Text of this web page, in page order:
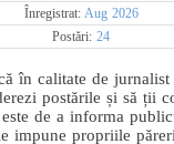
Înregistrat: Aug 2026
Postări: 24
în calitate de jurnalist
postările și să ții
de a informa
impune propriile